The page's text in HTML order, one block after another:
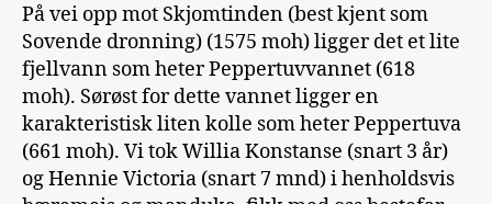
På vei opp mot Skjomtinden (best kjent som
Sovende dronning) (1575 moh) ligger det et lite
fjellvann som heter Peppertuvvannet (618
moh). Sørøst for dette vannet ligger en
karakteristisk liten kolle som heter Peppertuva
(661 moh). Vi tok Willia Konstanse (snart 3 år)
og Hennie Victoria (snart 7 mnd) i henholdsvis